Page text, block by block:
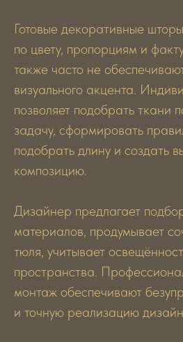
Готовые декоративные
по цвету, пропорциям и
также часто не
визуального акцента.
позволяет подобрать ткани
задачу, сформировать
подобрать длину и создать
композицию.
Дизайнер предлагает
материалов, продумывает
тюля, учитывает
пространства.
монтаж обеспечивают
и точную реализацию